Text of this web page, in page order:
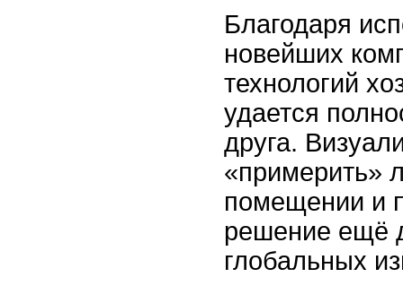
Благодаря
новейших
технологий
удается
друга.
«примерить»
помещении и
решение ещё
глобальных